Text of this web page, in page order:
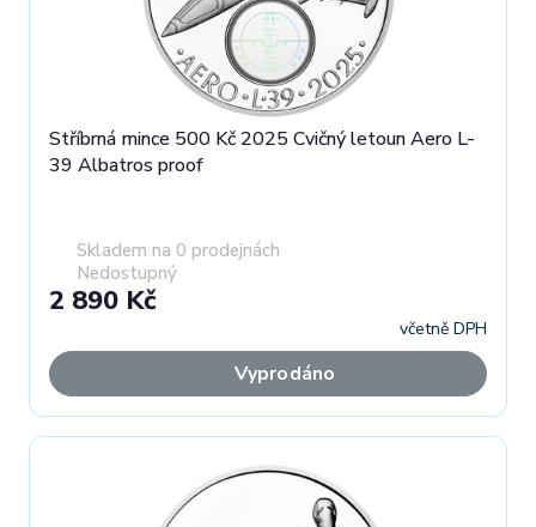
Stříbrná mince 500 Kč 2025 Cvičný letoun Aero L-
39 Albatros proof
Skladem na 0 prodejnách
Nedostupný
2 890 Kč
včetně DPH
Vyprodáno